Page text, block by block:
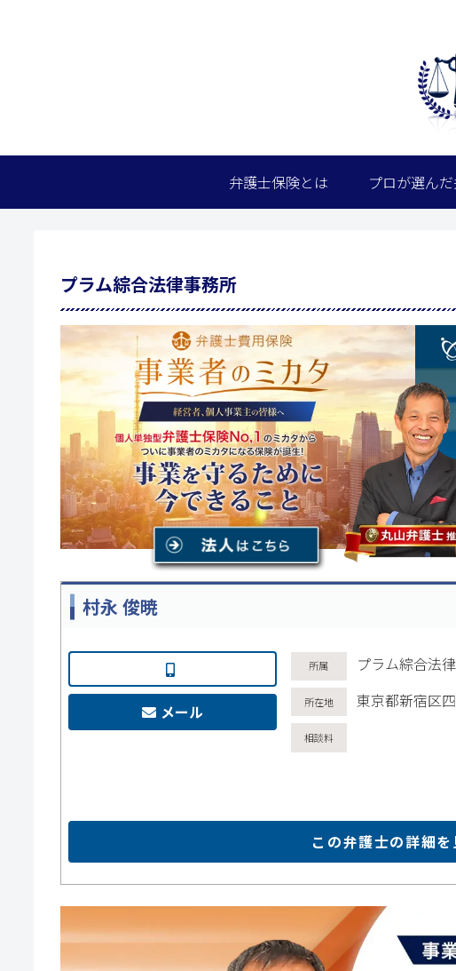
弁護士保険とは プロが選ん
プラム綜合法律事務所
村永 俊暁
メール
プラム綜合法
東京都新宿区
この弁護士の詳細を